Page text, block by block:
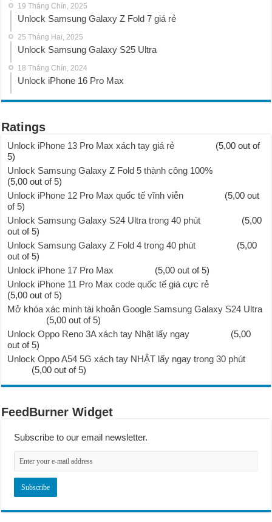
19 Tháng Chín, 2025
Unlock Samsung Galaxy Z Fold 7 giá rẻ
25 Tháng Hai, 2025
Unlock Samsung Galaxy S25 Ultra
18 Tháng Chín, 2024
Unlock iPhone 16 Pro Max
Ratings
Unlock iPhone 13 Pro Max xách tay giá rẻ
(5,00 out of
5)
Unlock Samsung Galaxy Z Fold 5 thành công 100%
(5,00 out of 5)
Unlock iPhone 12 Pro Max quốc tế vĩnh viễn
(5,00 out
of 5)
Unlock Samsung Galaxy S24 Ultra trong 40 phút
(5,00
out of 5)
Unlock Samsung Galaxy Z Fold 4 trong 40 phút
(5,00
out of 5)
Unlock iPhone 17 Pro Max
(5,00 out of 5)
Unlock iPhone 11 Pro Max code quốc tế giá cực rẻ
(5,00 out of 5)
Mở khóa xác minh tài khoản Google Samsung Galaxy S24 Ultra
(5,00 out of 5)
Unlock Oppo Reno 3A xách tay Nhật lấy ngay
(5,00
out of 5)
Unlock Oppo A54 5G xách tay NHẬT lấy ngay trong 30 phút
(5,00 out of 5)
FeedBurner Widget
Subscribe to our email newsletter.